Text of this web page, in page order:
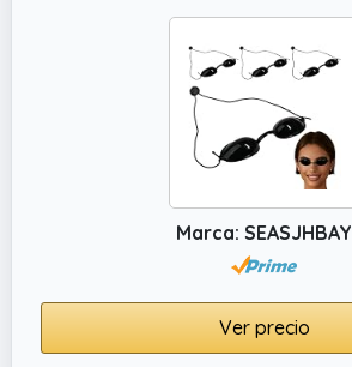
Marca: SEASJHBAY
Ver precio